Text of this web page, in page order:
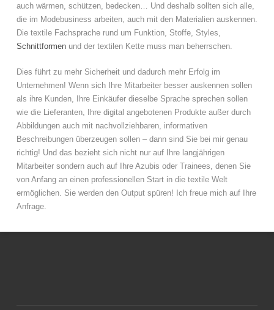
auch wärmen, schützen, bedecken… Und deshalb sollten sich alle,
die im Modebusiness arbeiten, auch mit den Materialien auskennen.
Die textile Fachsprache rund um Funktion, Stoffe, Styles,
Schnittformenund der textilen Kette muss man beherrschen.
Dies führt zu mehr Sicherheit und dadurch mehr Erfolg im
Unternehmen! Wenn sich Ihre Mitarbeiter besser auskennen sollen
als ihre Kunden, Ihre Einkäufer dieselbe Sprache sprechen sollen
wie die Lieferanten, Ihre digital angebotenen Produkte außer durch
Abbildungen auch mit nachvollziehbaren, informativen
Beschreibungen überzeugen sollen – dann sind Sie bei mir genau
richtig! Und das bezieht sich nicht nur auf Ihre langjährigen
Mitarbeiter sondern auch auf Ihre Azubis oder Trainees, denen Sie
von Anfang an einen professionellen Start in die textile Welt
ermöglichen. Sie werden den Output spüren! Ich freue mich auf Ihre
Anfrage.